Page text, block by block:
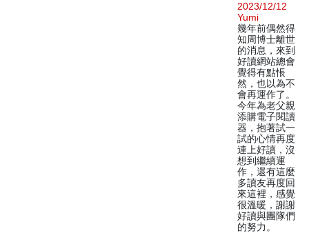
2023/12/12
Yumi
幾年前偶然得
知周博士離世
的消息，來到
好讀網站總會
覺得有點悵
然，也以為不
會再運作了。
今年為老父親
添購電子閱讀
器，抱著試一
試的心情再度
連上好讀，沒
想到繼續運
作，還有這麼
多讀友再度回
來這裡，感覺
很溫暖，謝謝
好讀與團隊們
的努力。